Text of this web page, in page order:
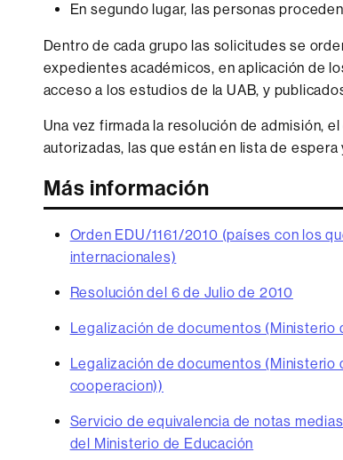
En segundo lugar, las personas
Dentro de cada grupo las solicitudes se
expedientes académicos, en aplicación de
acceso a los estudios de la UAB, y
Una vez firmada la resolución de admisión,
autorizadas, las que están en lista de espera
Más información
Orden EDU/1161/2010 (países con los
internacionales)
Resolución del 6 de Julio de 2010
Legalización de documentos (Ministerio
Legalización de documentos (Ministerio
cooperacion))
Servicio de equivalencia de notas
del Ministerio de Educación